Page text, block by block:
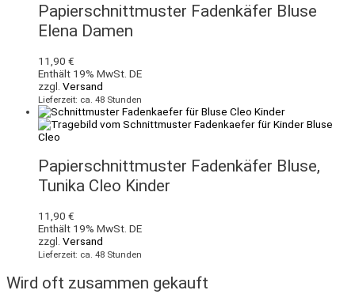
Papierschnittmuster Fadenkäfer Bluse
Elena Damen
11,90 €
Enthält 19% MwSt. DE
zzgl. Versand
Lieferzeit: ca. 48 Stunden
Papierschnittmuster Fadenkäfer Bluse,
Tunika Cleo Kinder
11,90 €
Enthält 19% MwSt. DE
zzgl. Versand
Lieferzeit: ca. 48 Stunden
Wird oft zusammen gekauft